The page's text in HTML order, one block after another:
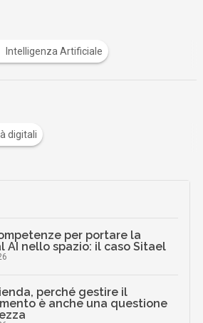
Intelligenza Artificiale
digitali
per portare la
AI nello spazio: il caso Sitael
perché gestire il
è anche una questione